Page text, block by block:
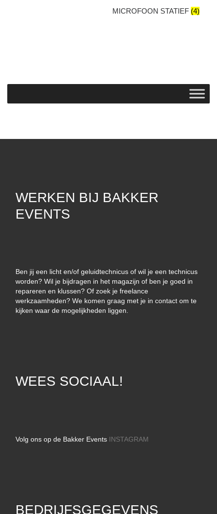
MICROFOON STATIEF (4)
WERKEN BIJ BAKKER
EVENTS
Ben jij een licht en/of geluidtechnicus of wil je een technicus
worden? Wil je bijdragen in het magazijn of ben je goed in
repareren en klussen? Of zoek je freelance
werkzaamheden? We komen graag met je in contact om te
kijken waar de mogelijkheden liggen.
WEES SOCIAAL!
Volg ons op de Bakker Events INSTAGRAM
BEDRIJFSGEGEVENS